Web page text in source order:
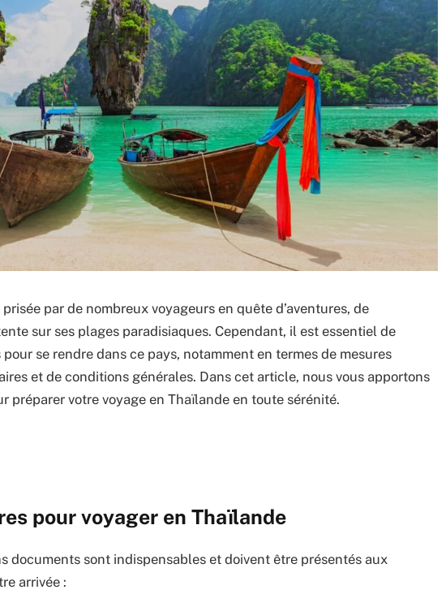
par de nombreux voyageurs en quête d’aventures, de
sur ses plages paradisiaques. Cependant, il est essentiel de
se rendre dans ce pays, notamment en termes de mesures
et de conditions générales. Dans cet article, nous vous apportons
préparer votre voyage en Thaïlande en toute sérénité.
pour voyager en Thaïlande
documents sont indispensables et doivent être présentés aux
arrivée :